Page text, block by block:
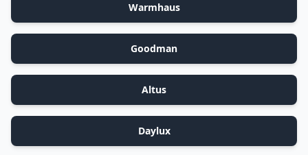
Warmhaus
Goodman
Altus
Daylux